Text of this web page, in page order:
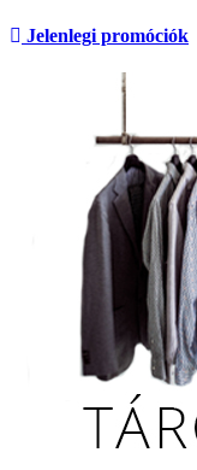
Jelenlegi promóciók